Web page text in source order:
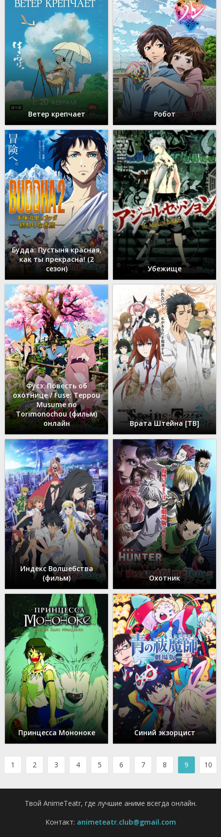
Ветер крепчает Робот
Будда: Пустыня красная,
как ты прекрасна! (2
сезон)
Убежище
Фусэ: Повесть об
охотнице / Fuse: Teppou
Musume no
Torimonochou (фильм)
онлайн
Врата Штейна [ТВ]
Индекс Волшебства
(фильм)
Охотник
Принцесса Мононоке Синий экзорцист
1 2 3 4 5 6 7 8 9 10
Твой AnimeTeatr, где лучшие аниме всегда онлайн.
Контакт: animeteatr.club@gmail.com